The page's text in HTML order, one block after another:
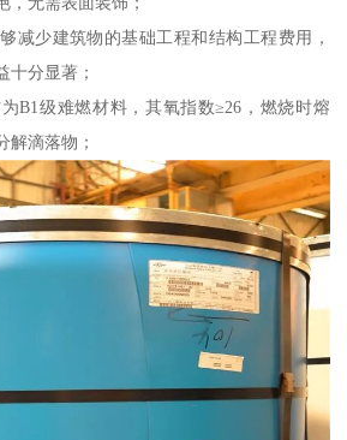
减少建筑物的基础工程和结构工程费用，
十分显著；
B1级难燃材料，其氧指数≥26，燃烧时熔
解滴落物；